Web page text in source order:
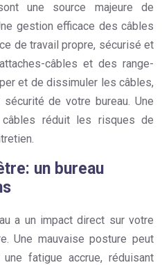
une source majeure de
gestion efficace des câbles
de travail propre, sécurisé et
câbles et des range-
et de dissimuler les câbles,
de votre bureau. Une
réduit les risques de
un bureau
a un impact direct sur votre
Une mauvaise posture peut
fatigue accrue, réduisant